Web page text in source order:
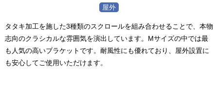
タタキ加工を施した3種類のスクロールを組み合わせることで、本物
志向のクラシカルな雰囲気を演出しています。Mサイズの中では最
も人気の高いブラケットです。耐風性にも優れており、屋外設置に
も安心してご使用いただけます。